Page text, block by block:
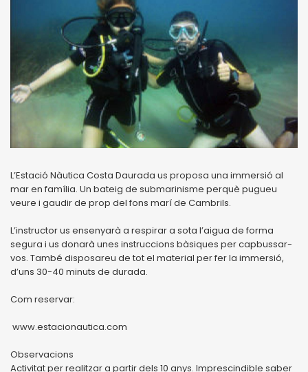
L’Estació Nàutica Costa Daurada us proposa una immersió al
mar en família. Un bateig de submarinisme perquè pugueu
veure i gaudir de prop del fons marí de Cambrils.
L’instructor us ensenyarà a respirar a sota l’aigua de forma
segura i us donarà unes instruccions bàsiques per capbussar-
vos. També disposareu de tot el material per fer la immersió,
d’uns 30-40 minuts de durada.
Com reservar:
www.estacionautica.com
Observacions
Activitat per realitzar a partir dels 10 anys. Imprescindible saber